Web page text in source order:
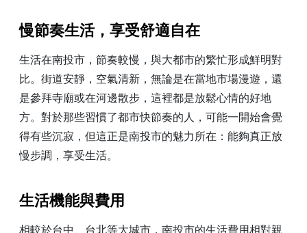
慢節奏生活，享受舒適自在
生活在南投市，節奏較慢，與大都市的繁忙形成鮮明對
比。街道安靜，空氣清新，無論是在當地市場漫遊，還
是參拜寺廟或在河邊散步，這裡都是放鬆心情的好地
方。對於那些習慣了都市快節奏的人，可能一開始會覺
得有些沉寂，但這正是南投市的魅力所在：能夠真正放
慢步調，享受生活。
生活機能與費用
相較於台中、台北等大城市，南投市的生活費用相對親